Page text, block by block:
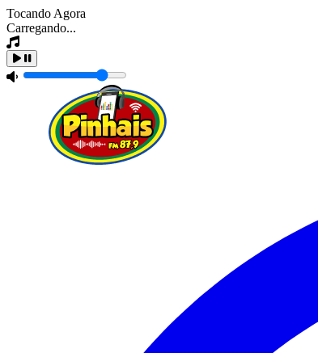
Tocando Agora
Carregando...